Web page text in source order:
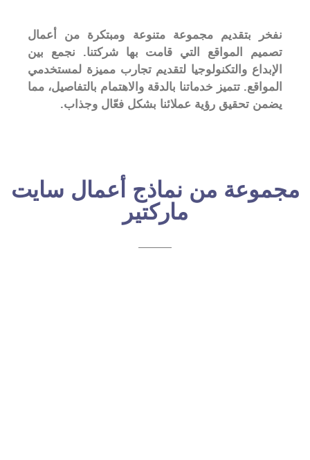
نفخر بتقديم مجموعة متنوعة ومبتكرة من أعمال
تصميم المواقع التي قامت بها شركتنا. نجمع بين
الإبداع والتكنولوجيا لتقديم تجارب مميزة لمستخدمي
المواقع. تتميز خدماتنا بالدقة والاهتمام بالتفاصيل، مما
يضمن تحقيق رؤية عملائنا بشكل فعّال وجذاب.
مجموعة من نماذج أعمال سايت
ماركتير